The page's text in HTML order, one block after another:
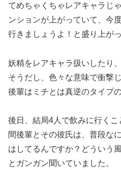
てめちゃくちゃレアキャラじ
ンションが上がっていて、今
行きましょうよ！と盛り上が
妖精をレアキャラ扱いしたり
そうだし、色々な意味で衝撃
後輩はミチとは真逆のタイプ
後日、結局4人で飲みに行く
間後輩とその彼氏は、普段な
はしてるんですか？どういう
とガンガン聞いていました。